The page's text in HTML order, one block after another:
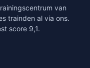
van
trainden al via ons.
score 9,1.